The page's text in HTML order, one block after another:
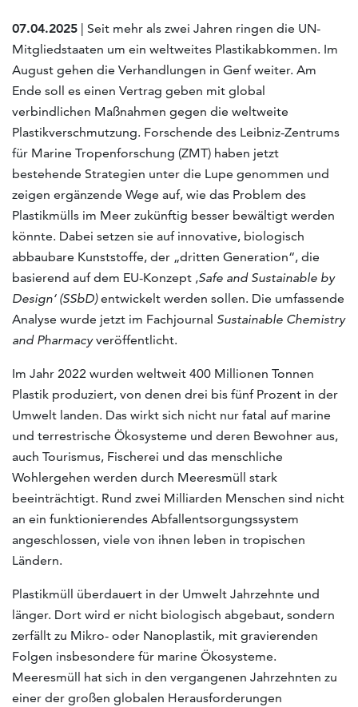
07.04.2025 | Seit mehr als zwei Jahren ringen die UN-
Mitgliedstaaten um ein weltweites Plastikabkommen. Im
August gehen die Verhandlungen in Genf weiter. Am
Ende soll es einen Vertrag geben mit global
verbindlichen Maßnahmen gegen die weltweite
Plastikverschmutzung. Forschende des Leibniz-Zentrums
für Marine Tropenforschung (ZMT) haben jetzt
bestehende Strategien unter die Lupe genommen und
zeigen ergänzende Wege auf, wie das Problem des
Plastikmülls im Meer zukünftig besser bewältigt werden
könnte. Dabei setzen sie auf innovative, biologisch
abbaubare Kunststoffe, der „dritten Generation“, die
basierend auf dem EU-Konzept ‚Safe and Sustainable by
Design‘ (SSbD)entwickelt werden sollen. Die umfassende
Analyse wurde jetzt im Fachjournal Sustainable Chemistry
and Pharmacyveröffentlicht.
Im Jahr 2022 wurden weltweit 400 Millionen Tonnen
Plastik produziert, von denen drei bis fünf Prozent in der
Umwelt landen. Das wirkt sich nicht nur fatal auf marine
und terrestrische Ökosysteme und deren Bewohner aus,
auch Tourismus, Fischerei und das menschliche
Wohlergehen werden durch Meeresmüll stark
beeinträchtigt. Rund zwei Milliarden Menschen sind nicht
an ein funktionierendes Abfallentsorgungssystem
angeschlossen, viele von ihnen leben in tropischen
Ländern.
Plastikmüll überdauert in der Umwelt Jahrzehnte und
länger. Dort wird er nicht biologisch abgebaut, sondern
zerfällt zu Mikro- oder Nanoplastik, mit gravierenden
Folgen insbesondere für marine Ökosysteme.
Meeresmüll hat sich in den vergangenen Jahrzehnten zu
einer der großen globalen Herausforderungen